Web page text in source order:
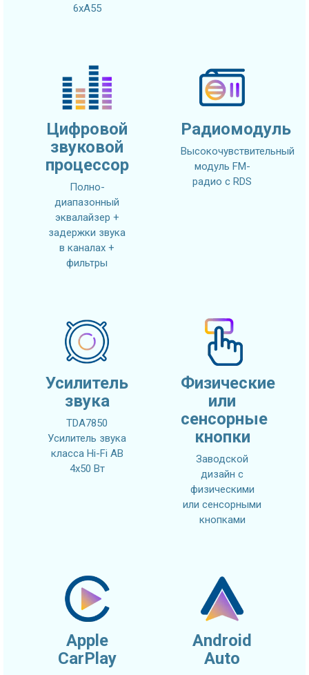
6xA55
Цифровой
звуковой
процессор
Полно-
диапазонный
эквалайзер +
задержки звука
в каналах +
фильтры
Радиомодуль
Высокочувствительный
модуль FM-
радио с RDS
Усилитель
звука
TDA7850
Усилитель звука
класса Hi-Fi AB
4x50 Вт
Физические
или
сенсорные
кнопки
Заводской
дизайн с
физическими
или сенсорными
кнопками
Apple
CarPlay
Android
Auto